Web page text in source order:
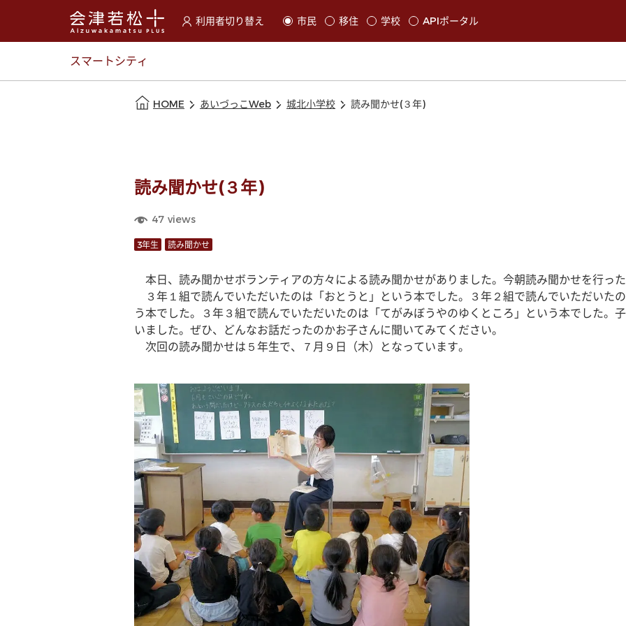
利用者切り替え
選択すると利用者の切替が発生します
市民 移住 学校 APIポータル
スマートシティ
HOME あいづっこWeb 城北小学校 読み聞かせ(３年)
読み聞かせ(３年)
47 views
3年生 読み聞かせ
本日、読み聞かせボランティアの方々による読み聞かせがありました。今朝読み聞かせを行った
３年１組で読んでいただいたのは「おとうと」という本でした。３年２組で読んでいただいた
う本でした。３年３組で読んでいただいたのは「てがみぼうやのゆくところ」という本でした。
いました。ぜひ、どんなお話だったのかお子さんに聞いてみてください。
次回の読み聞かせは５年生で、７月９日（木）となっています。